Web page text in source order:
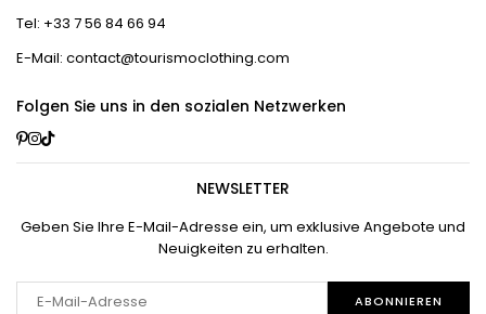
Tel: +33 7 56 84 66 94
E-Mail: contact@tourismoclothing.com
Folgen Sie uns in den sozialen Netzwerken
Pinterest
Instagram
TikTok
NEWSLETTER
Geben Sie Ihre E-Mail-Adresse ein, um exklusive Angebote und
Neuigkeiten zu erhalten.
ABONNIEREN